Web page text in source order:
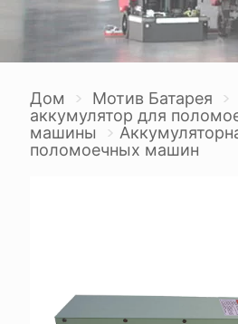
Дом > Мотив Батарея >
аккумулятор для
машины >
поломоечных машин